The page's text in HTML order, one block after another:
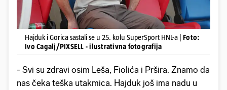
Hajduk i Gorica sastali se u 25. kolu SuperSport HNL-a | Foto:
Ivo Cagalj/PIXSELL - ilustrativna fotografija
- Svi su zdravi osim Leša, Fiolića i Pršira. Znamo da
nas čeka teška utakmica. Hajduk još ima nadu u